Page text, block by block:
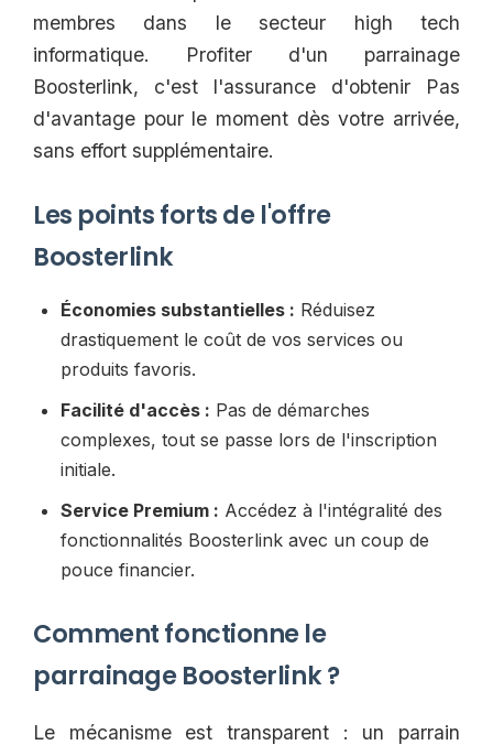
membres dans le secteur high tech
informatique. Profiter d'un parrainage
Boosterlink, c'est l'assurance d'obtenir Pas
d'avantage pour le moment dès votre arrivée,
sans effort supplémentaire.
Les points forts de l'offre
Boosterlink
Économies substantielles : Réduisez
drastiquement le coût de vos services ou
produits favoris.
Facilité d'accès : Pas de démarches
complexes, tout se passe lors de l'inscription
initiale.
Service Premium : Accédez à l'intégralité des
fonctionnalités Boosterlink avec un coup de
pouce financier.
Comment fonctionne le
parrainage Boosterlink ?
Le mécanisme est transparent : un parrain